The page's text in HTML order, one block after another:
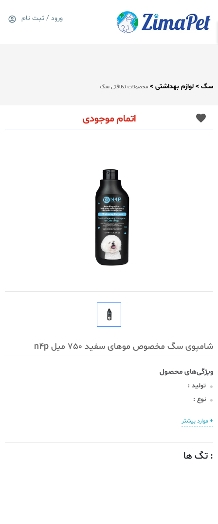
ورود / ثبت نام
سگ > لوازم بهداشتی > محصولات نظافتی سگ
اتمام موجودی
شامپوی سگ مخصوص موهای سفید 750 میل n4p
تولید :
نوع :
+ موارد بیشتر
: تگ ها